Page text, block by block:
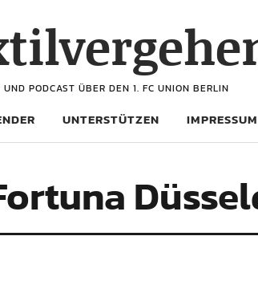
UND PODCAST ÜBER DEN 1. FC UNION BERLIN
UNTERSTÜTZEN IMPRESSUM